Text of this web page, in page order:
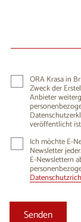
ORA Krasa in
Zweck der
Anbieter
veröffentlicht
Ich möchte E-
Newsletter
E-Newslettern